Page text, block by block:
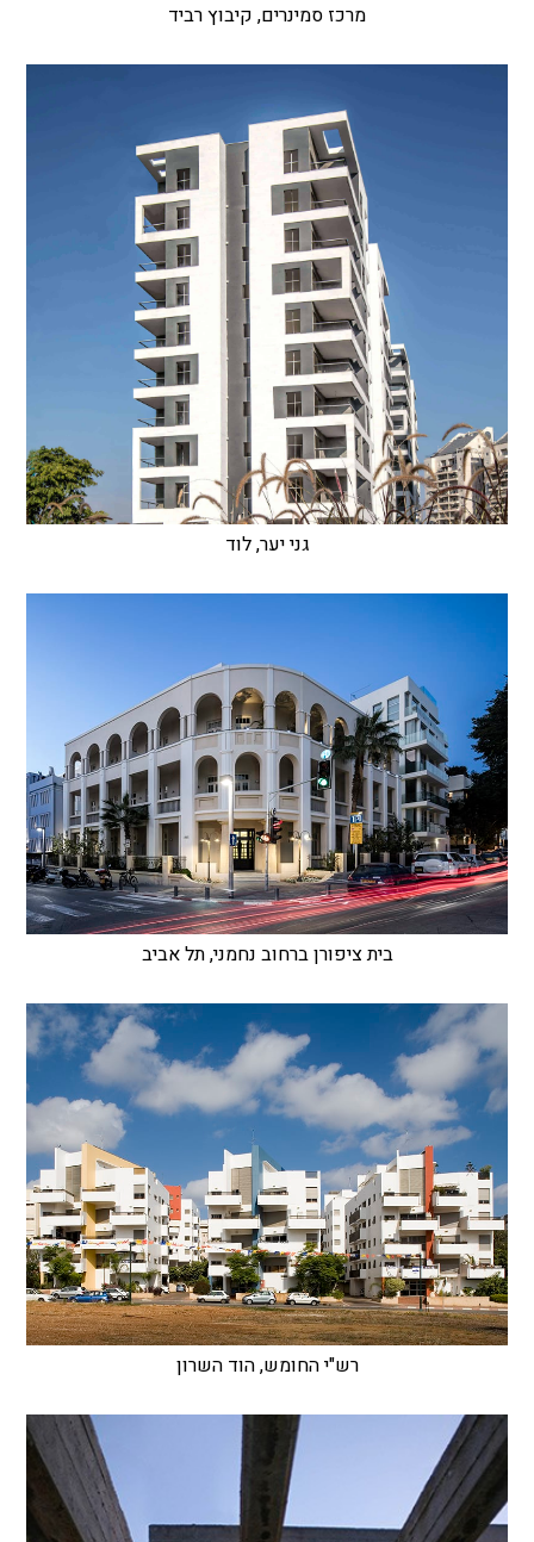
מרכז סמינרים, קיבוץ רביד
גני יער, לוד
בית ציפורן ברחוב נחמני, תל אביב
רש"י החומש, הוד השרון